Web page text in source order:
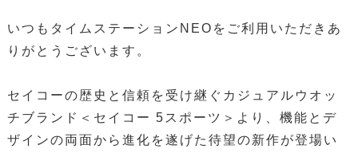
いつもタイムステーションNEOをご利用いただきあ
りがとうございます。
セイコーの歴史と信頼を受け継ぐカジュアルウオッ
チブランド＜セイコー 5スポーツ＞より、機能とデ
ザインの両面から進化を遂げた待望の新作が登場い